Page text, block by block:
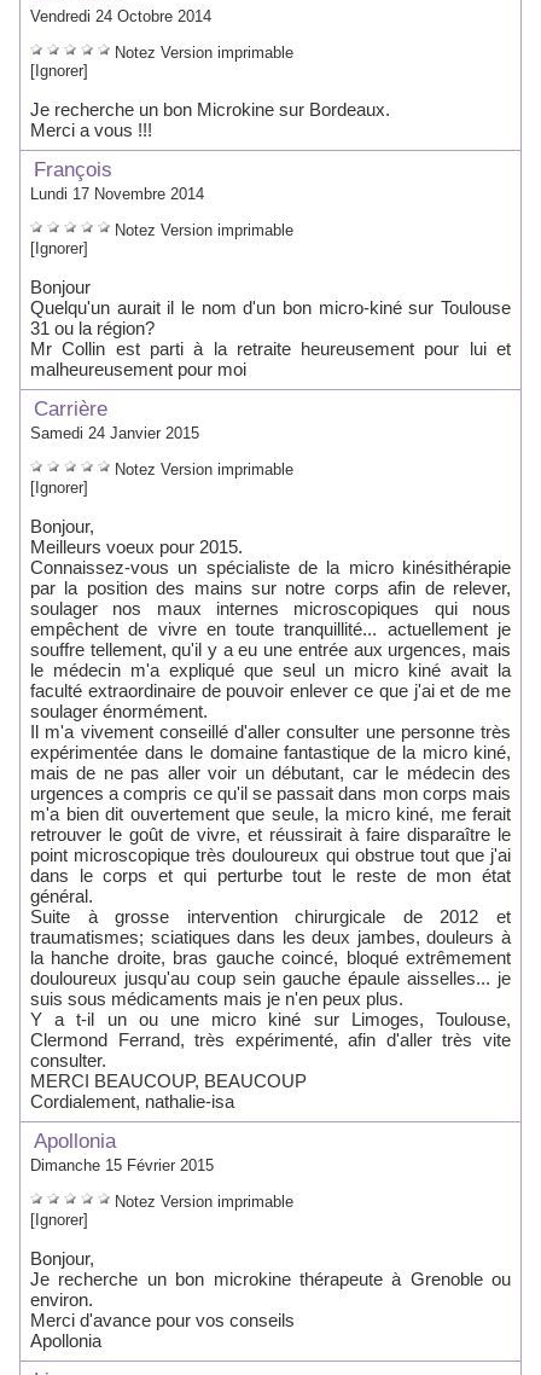
Vendredi 24 Octobre 2014
Notez Version imprimable
[Ignorer]
Je recherche un bon Microkine sur Bordeaux.
Merci a vous !!!
François
Lundi 17 Novembre 2014
Notez Version imprimable
[Ignorer]
Bonjour
Quelqu'un aurait il le nom d'un bon micro-kiné sur Toulouse
31 ou la région?
Mr Collin est parti à la retraite heureusement pour lui et
malheureusement pour moi
Carrière
Samedi 24 Janvier 2015
Notez Version imprimable
[Ignorer]
Bonjour,
Meilleurs voeux pour 2015.
Connaissez-vous un spécialiste de la micro kinésithérapie
par la position des mains sur notre corps afin de relever,
soulager nos maux internes microscopiques qui nous
empêchent de vivre en toute tranquillité... actuellement je
souffre tellement, qu'il y a eu une entrée aux urgences, mais
le médecin m'a expliqué que seul un micro kiné avait la
faculté extraordinaire de pouvoir enlever ce que j'ai et de me
soulager énormément.
Il m'a vivement conseillé d'aller consulter une personne très
expérimentée dans le domaine fantastique de la micro kiné,
mais de ne pas aller voir un débutant, car le médecin des
urgences a compris ce qu'il se passait dans mon corps mais
m'a bien dit ouvertement que seule, la micro kiné, me ferait
retrouver le goût de vivre, et réussirait à faire disparaître le
point microscopique très douloureux qui obstrue tout que j'ai
dans le corps et qui perturbe tout le reste de mon état
général.
Suite à grosse intervention chirurgicale de 2012 et
traumatismes; sciatiques dans les deux jambes, douleurs à
la hanche droite, bras gauche coincé, bloqué extrêmement
douloureux jusqu'au coup sein gauche épaule aisselles... je
suis sous médicaments mais je n'en peux plus.
Y a t-il un ou une micro kiné sur Limoges, Toulouse,
Clermond Ferrand, très expérimenté, afin d'aller très vite
consulter.
MERCI BEAUCOUP, BEAUCOUP
Cordialement, nathalie-isa
Apollonia
Dimanche 15 Février 2015
Notez Version imprimable
[Ignorer]
Bonjour,
Je recherche un bon microkine thérapeute à Grenoble ou
environ.
Merci d'avance pour vos conseils
Apollonia